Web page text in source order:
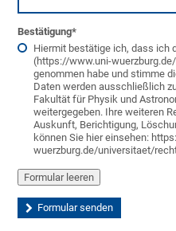
Bestätigung*
Hiermit bestätige ich, dass ich
(https://www.uni-
genommen habe und stimme
Daten werden ausschließlich
Fakultät für Physik und
weitergegeben. Ihre weiteren
Auskunft, Berichtigung,
können Sie hier einsehen:
wuerzburg.de/universitaet/